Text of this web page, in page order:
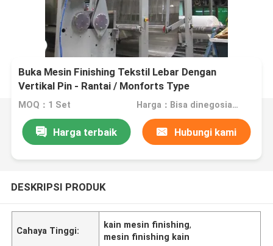
Buka Mesin Finishing Tekstil Lebar Dengan
Vertikal Pin - Rantai / Monforts Type
MOQ：1 Set Harga：Bisa dinegosiasikan
Harga terbaik Hubungi kami
DESKRIPSI PRODUK
Cahaya Tinggi:
kain mesin finishing,
mesin finishing kain